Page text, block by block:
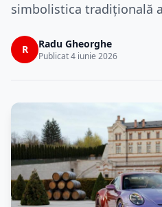
simbolistica tradițională
R Radu Gheorghe
Publicat 4 iunie 2026